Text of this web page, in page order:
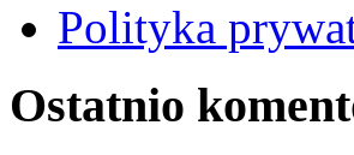
Polityka
Ostatnio